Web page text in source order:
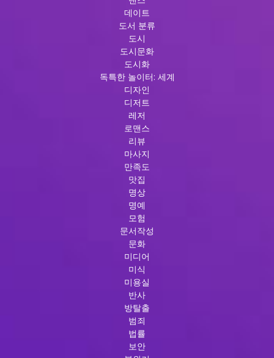
데이트
도서 분류
도시
도시문화
도시화
독특한 놀이터: 세계
디자인
디저트
레저
로맨스
리뷰
마사지
만족도
맛집
명상
명예
모험
문서작성
문화
미디어
미식
미용실
반사
방탈출
범죄
법률
보안